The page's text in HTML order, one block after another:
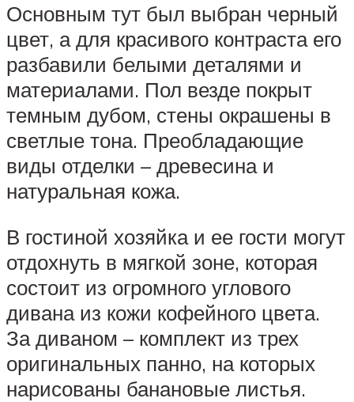
Основным тут был выбран черный
цвет, а для красивого контраста его
разбавили белыми деталями и
материалами. Пол везде покрыт
темным дубом, стены окрашены в
светлые тона. Преобладающие
виды отделки – древесина и
натуральная кожа.
В гостиной хозяйка и ее гости могут
отдохнуть в мягкой зоне, которая
состоит из огромного углового
дивана из кожи кофейного цвета.
За диваном – комплект из трех
оригинальных панно, на которых
нарисованы банановые листья.